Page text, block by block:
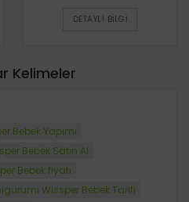
DETAYLI BILGI
Kelimeler
Bebek Yapımı
Bebek Satın Al
Bebek fiyatı
Wissper Bebek Tarifi